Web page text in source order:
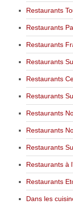
Restaurants
Restaurants
Restaurants
Restaurants
Restaurants
Restaurants
Restaurants
Restaurants
Restaurants
Restaurants à
Restaurants
Dans les